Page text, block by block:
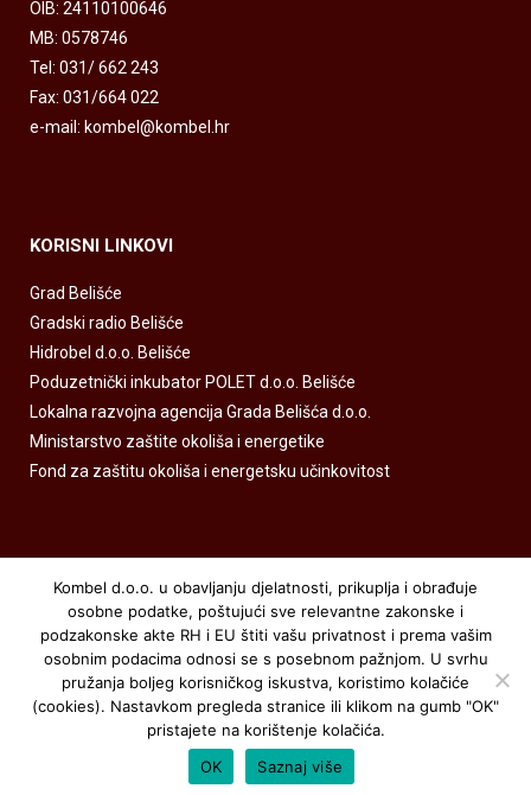
OIB: 24110100646
MB: 0578746
Tel: 031/ 662 243
Fax: 031/664 022
e-mail: kombel@kombel.hr
KORISNI LINKOVI
Grad Belišće
Gradski radio Belišće
Hidrobel d.o.o. Belišće
Poduzetnički inkubator POLET d.o.o. Belišće
Lokalna razvojna agencija Grada Belišća d.o.o.
Ministarstvo zaštite okoliša i energetike
Fond za zaštitu okoliša i energetsku učinkovitost
Kombel.hr © sva prava zadržana
izrada web stranice :
Kombel d.o.o. u obavljanju djelatnosti, prikuplja i obrađuje
osobne podatke, poštujući sve relevantne zakonske i
podzakonske akte RH i EU štiti vašu privatnost i prema vašim
osobnim podacima odnosi se s posebnom pažnjom. U svrhu
pružanja boljeg korisničkog iskustva, koristimo kolačiće
(cookies). Nastavkom pregleda stranice ili klikom na gumb "OK"
pristajete na korištenje kolačića.
OK
Saznaj više